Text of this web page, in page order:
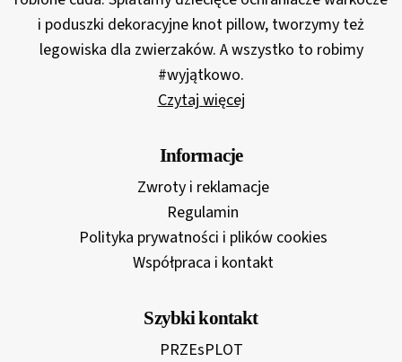
i poduszki dekoracyjne knot pillow, tworzymy też
legowiska dla zwierzaków. A wszystko to robimy
#wyjątkowo.
Czytaj więcej
Informacje
Zwroty i reklamacje
Regulamin
Polityka prywatności i plików cookies
Współpraca i kontakt
Szybki kontakt
PRZEsPLOT